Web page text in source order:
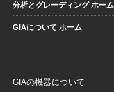
分析とグレーディング ホーム
GIAについて ホーム
GIAの機器について